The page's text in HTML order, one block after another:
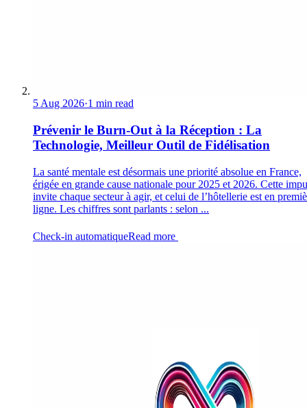
5 Aug 2026·1 min read
Prévenir le Burn-Out à la Réception : La
Technologie, Meilleur Outil de Fidélisation
La santé mentale est désormais une priorité absolue en France,
érigée en grande cause nationale pour 2025 et 2026. Cette
invite chaque secteur à agir, et celui de l’hôtellerie est en
ligne. Les chiffres sont parlants : selon ...
Check-in automatiqueRead more